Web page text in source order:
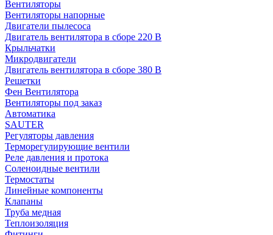
Вентиляторы
Вентиляторы напорные
Двигатели пылесоса
Двигатель вентилятора в сборе 220 В
Крыльчатки
Микродвигатели
Двигатель вентилятора в сборе 380 В
Решетки
Фен Вентилятора
Вентиляторы под заказ
Автоматика
SAUTER
Регуляторы давления
Терморегулирующие вентили
Реле давления и протока
Соленоидные вентили
Термостаты
Линейные компоненты
Клапаны
Труба медная
Теплоизоляция